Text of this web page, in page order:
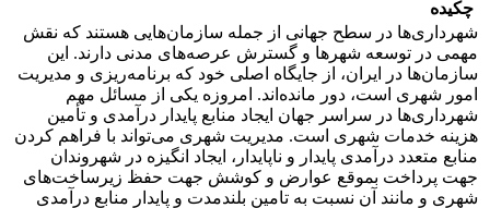
چکیده
شهرداری‌ها در سطح جهانی از جمله سازمان‌هایی هستند که نقش
مهمی در توسعه شهرها و گسترش عرصه‌های مدنی دارند. این
سازمان‌ها در ایران، از جایگاه اصلی خود که برنامه‌ریزی و مدیریت
امور شهری است، دور مانده‌اند. امروزه یکی از مسائل مهم
شهرداری‌ها در سراسر جهان ایجاد منابع پایدار درآمدی و تأمین
هزینه خدمات شهری است. مدیریت شهری می‌تواند با فراهم کردن
منابع متعدد درآمدی پایدار و ناپایدار، ایجاد انگیزه در شهروندان
جهت پرداخت بموقع عوارض و کوشش جهت حفظ زیرساخت‌های
شهری و مانند آن نسبت به تامین بلندمدت و پایدار منابع درآمدی